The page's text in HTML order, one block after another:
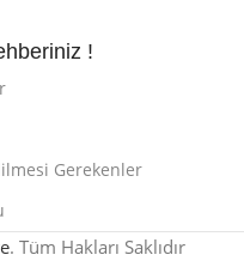
!
Gerekenler
. Tüm Hakları Saklıdır